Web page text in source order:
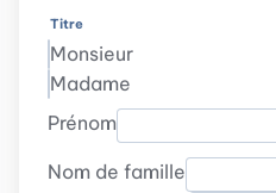
Titre
Monsieur
Madame
Prénom
Nom de famille